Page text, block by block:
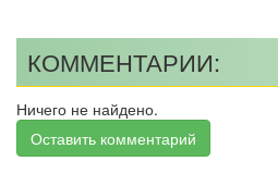
КОММЕНТАРИИ:
Ничего не найдено.
Оставить комментарий